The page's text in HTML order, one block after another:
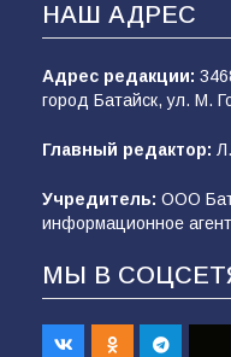
НАШ АДРЕС
Адрес редакции:
город Батайск, ул. М.
Главный редактор:
Учредитель: ООО
информационное
МЫ В